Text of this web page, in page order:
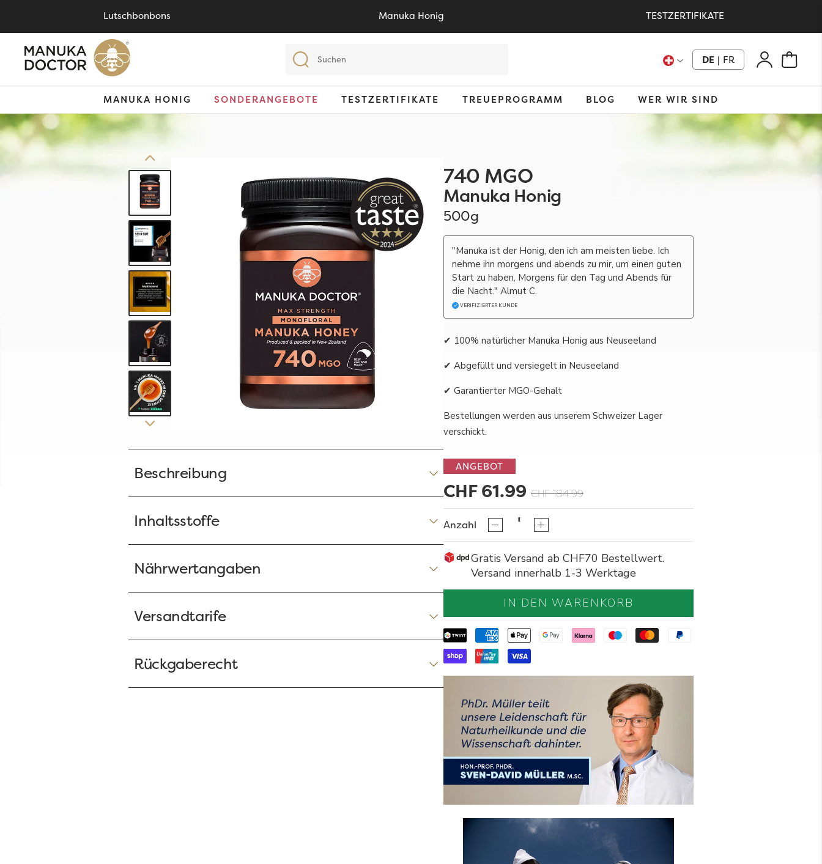
Lutschbonbons Manuka Honig TESTZERTIFIKATE
DE | FR
MANUKA HONIG SONDERANGEBOTE TESTZERTIFIKATE TREUEPROGRAMM BLOG WER WIR SIND
Beschreibung
Inhaltsstoffe
Nährwertangaben
Versandtarife
Rückgaberecht
740 MGO
Manuka Honig
500g
"Manuka ist der Honig, den ich am meisten liebe. Ich
nehme ihn morgens und abends zu mir, um einen guten
Start zu haben, Morgens für den Tag und Abends für
die Nacht." Almut C.
VERIFIZIERTER KUNDE
✔ 100% natürlicher Manuka Honig aus Neuseeland
✔ Abgefüllt und versiegelt in Neuseeland
✔ Garantierter MGO-Gehalt
Bestellungen werden aus unserem Schweizer Lager
verschickt.
ANGEBOT
CHF 61.99 CHF 184.99
Anzahl
Gratis Versand ab CHF70 Bestellwert.
Versand innerhalb 1-3 Werktage
IN DEN WARENKORB